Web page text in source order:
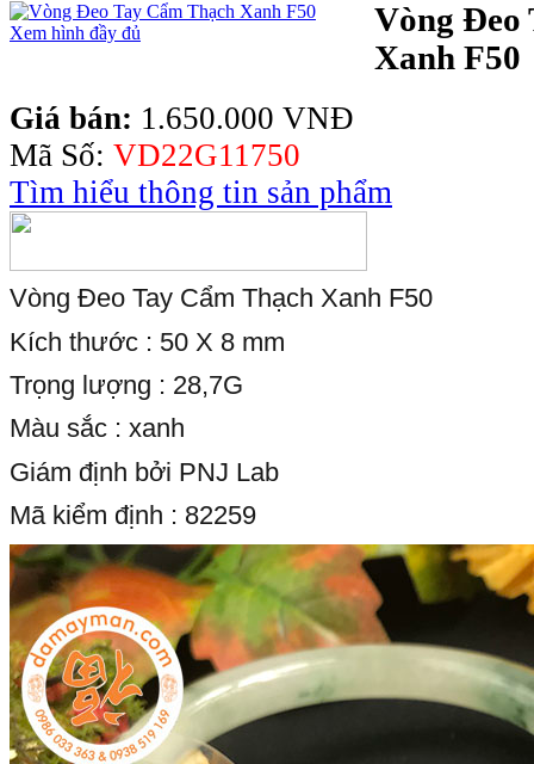
Xem hình đầy đủ
Vòng Đeo
Xanh F50
Giá bán: 1.650.000 VNĐ
Mã Số: VD22G11750
Tìm hiểu thông tin sản phẩm
Vòng Đeo Tay Cẩm Thạch Xanh F50
Kích thước : 50 X 8 mm
Trọng lượng : 28,7G
Màu sắc : xanh
Giám định bởi PNJ Lab
Mã kiểm định : 82259